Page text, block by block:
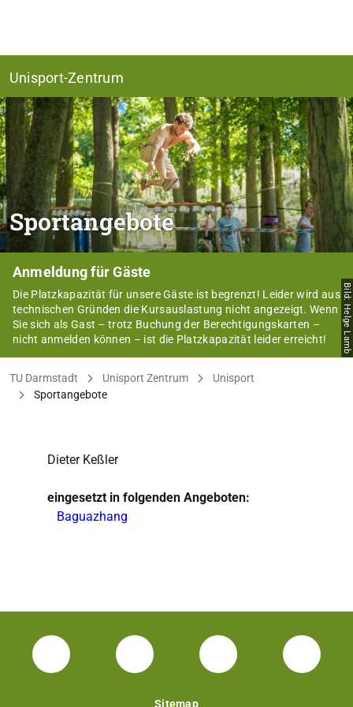
Unisport-Zentrum
Sportangebote
Anmeldung für Gäste
Die Platzkapazität für unsere Gäste ist begrenzt! Leider wird aus
technischen Gründen die Kursauslastung nicht angezeigt. Wenn
Sie sich als Gast – trotz Buchung der Berechtigungskarten –
nicht anmelden können – ist die Platzkapazität leider erreicht!
Bild: Helge Lamb
Sie befinden sich hier:
TU Darmstadt Unisport Zentrum
Unisport
Sportangebote
Dieter Keßler
eingesetzt in folgenden Angeboten:
Baguazhang
Facebook Unisport-Zentrum
Instagram Unisport-Zentrum
Youtube TU
Sitemap